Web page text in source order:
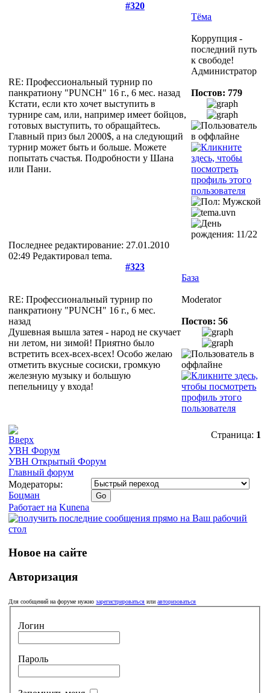
#320
RE: Профессиональный турнир по
панкратиону "PUNCH" 16 г., 6 мес. назад
Кстати, если кто хочет выступить в
турнире сам, или, например имеет бойцов,
готовых выступить, то обращайтесь.
Главный приз был 2000$, а на следующий
турнир может быть и больше. Можете
попытать счастья. Подробности у Шана
или Пани.
Тёма
Коррупция -
последний путь
к свободе!
Администратор
Постов: 779
Последнее редактирование: 27.01.2010
02:49 Редактировал tema.
#323
RE: Профессиональный турнир по
панкратиону "PUNCH" 16 г., 6 мес.
назад
Душевная вышла затея - народ не скучает
ни летом, ни зимой! Приятно было
встретить всех-всех-всех! Особо желаю
отметить вкусные сосиски, громкую
железную музыку и большую
пепельницу у входа!
База
Moderator
Постов: 56
Страница: 1
УВН Форум
УВН Открытый Форум
Главный форум
Модераторы:
Боцман
Работает на Kunena
Новое на сайте
Авторизация
Для сообщений на форуме нужнозарегистрироваться илиавторизоваться
Логин
Пароль